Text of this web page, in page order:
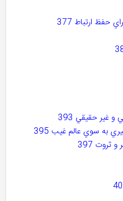
ارتباط 377
حقيقي 393
به سوي عالم غيب 395
397